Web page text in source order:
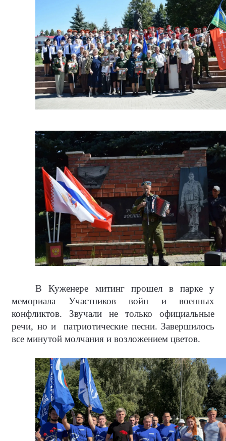
В Куженере митинг прошел в парке у
мемориала Участников войн и военных
конфликтов. Звучали не только официальные
речи, но и
патриотические песни. Завершилось
все минутой молчания и возложением цветов.